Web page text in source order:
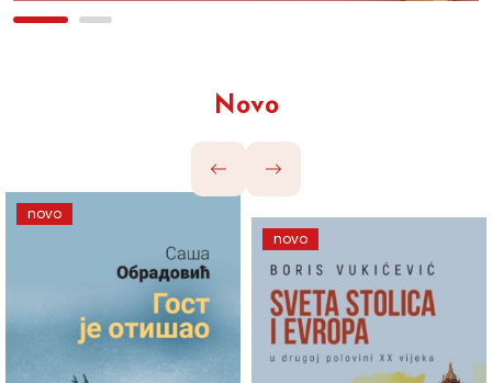
Novo
novo
novo